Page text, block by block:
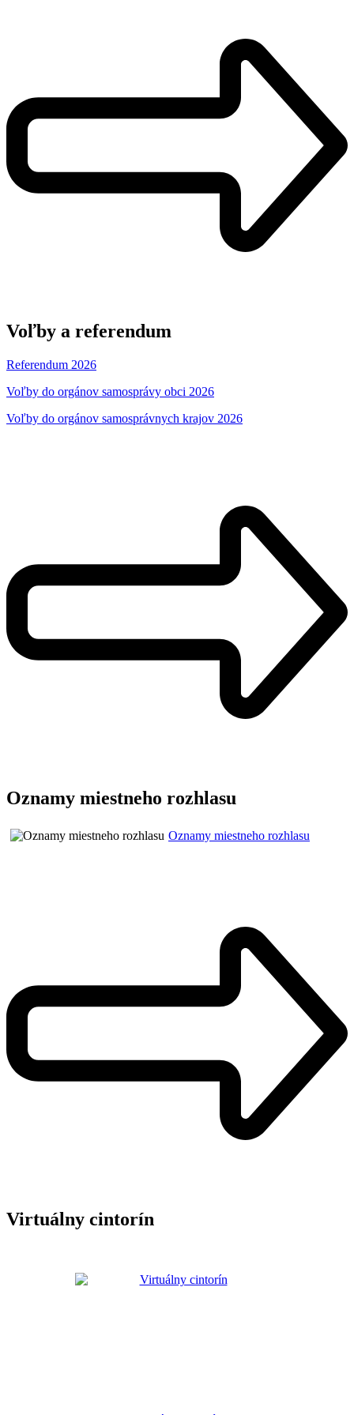
Voľby a referendum
Referendum 2026
Voľby do orgánov samosprávy obci 2026
Voľby do orgánov samosprávnych krajov 2026
Oznamy miestneho rozhlasu
Oznamy miestneho rozhlasu
Virtuálny cintorín